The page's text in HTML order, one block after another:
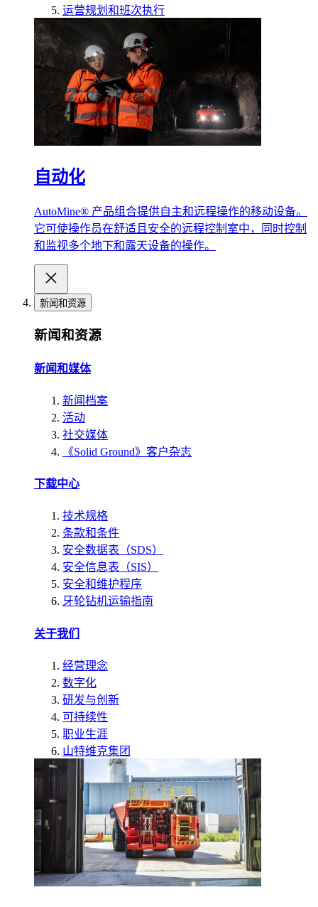
运营规划和班次执行
自动化
AutoMine® 产品组合提供自主和远程操作的移动设备。
它可使操作员在舒适且安全的远程控制室中，同时控制
和监视多个地下和露天设备的操作。
新闻和资源
新闻和资源
新闻和媒体
新闻档案
活动
社交媒体
《Solid Ground》客户杂志
下载中心
技术规格
条款和条件
安全数据表（SDS）
安全信息表（SIS）
安全和维护程序
牙轮钻机运输指南
关于我们
经营理念
数字化
研发与创新
可持续性
职业生涯
山特维克集团